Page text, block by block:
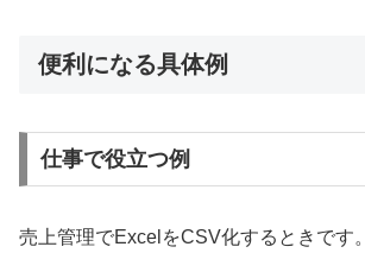
便利になる具体例
仕事で役立つ例
売上管理でExcelをCSV化するときです。